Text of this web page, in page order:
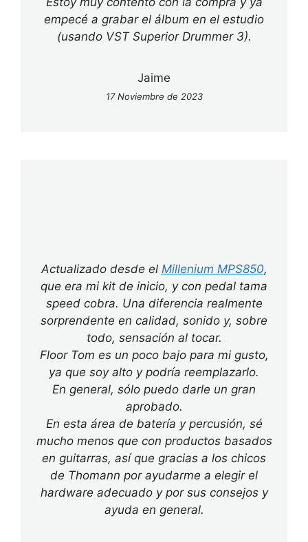
empecé a grabar el álbum en el estudio
(usando VST Superior Drummer 3).
Jaime
17 Noviembre de 2023
Actualizado desde el Millenium MPS850,
que era mi kit de inicio, y con pedal tama
speed cobra. Una diferencia realmente
sorprendente en calidad, sonido y, sobre
todo, sensación al tocar.
Floor Tom es un poco bajo para mi gusto,
ya que soy alto y podría reemplazarlo.
En general, sólo puedo darle un gran
aprobado.
En esta área de batería y percusión, sé
mucho menos que con productos basados
en guitarras, así que gracias a los chicos
de Thomann por ayudarme a elegir el
hardware adecuado y por sus consejos y
ayuda en general.